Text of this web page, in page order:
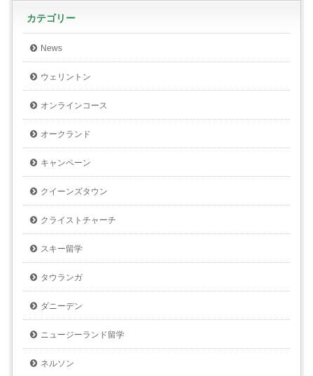
カテゴリー
News
ウェリントン
オンラインコース
オークランド
キャンペーン
クイーンズタウン
クライストチャーチ
スキー留学
タウランガ
ダニーデン
ニュージーランド留学
ネルソン